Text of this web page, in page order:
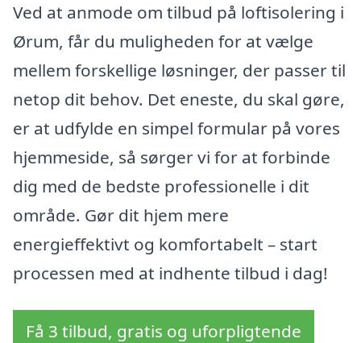
Ved at anmode om tilbud på loftisolering i
Ørum, får du muligheden for at vælge
mellem forskellige løsninger, der passer til
netop dit behov. Det eneste, du skal gøre,
er at udfylde en simpel formular på vores
hjemmeside, så sørger vi for at forbinde
dig med de bedste professionelle i dit
område. Gør dit hjem mere
energieffektivt og komfortabelt – start
processen med at indhente tilbud i dag!
Få 3 tilbud, gratis og uforpligtende